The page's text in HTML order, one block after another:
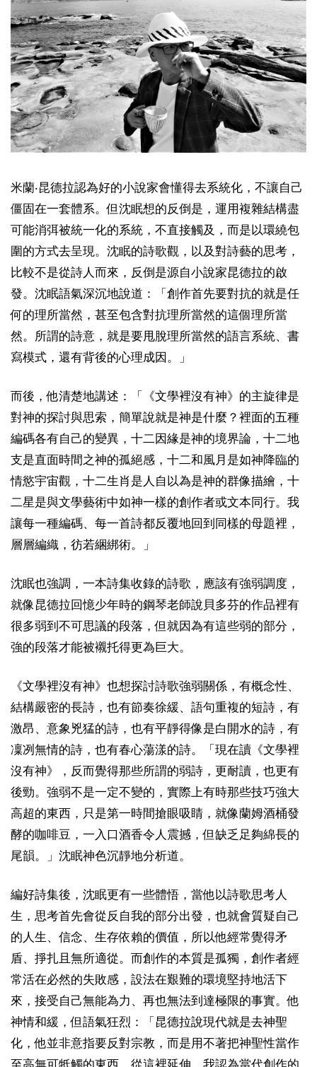
米蘭‧昆德拉認為好的小說家會懂得去系統化，不讓自己
僵固在一套體系。但沈眠想的反倒是，運用複雜結構盡
可能消弭被統一化的系統，不直接觸及，而是以環繞包
圍的方式去呈現。沈眠的詩歌觀，以及對詩藝的思考，
比較不是從詩人而來，反倒是源自小說家昆德拉的啟
發。沈眠語氣深沉地說道：「創作首先要對抗的就是任
何的理所當然，甚至包含對抗理所當然的這個理所當
然。所謂的詩意，就是要甩脫理所當然的語言系統、書
寫模式，還有背後的心理成因。」
而後，他清楚地講述：「《文學裡沒有神》的主旋律是
對神的探討與思索，簡單說就是神是什麼？裡面的五種
編碼各有自己的變異，十二因緣是神的境界論，十二地
支是直面時間之神的孤絕感，十二和風月是如神降臨的
情慾宇宙觀，十二生肖是人自以為是神的群像描繪，十
二星是與文學藝術中如神一樣的創作者或文本同行。我
讓每一種編碼、每一首詩都反覆地回到同樣的母題裡，
層層編織，彷若綑綁術。」
沈眠也強調，一本詩集收錄的詩歌，應該有強弱調度，
就像昆德拉回憶少年時的鋼琴老師說貝多芬的作品裡有
很多弱到不可思議的段落，但就因為有這些弱的部分，
強的段落才能被襯托得更為巨大。
《文學裡沒有神》也想探討詩歌強弱關係，有概念性、
結構嚴密的長詩，也有節奏徐緩、語句重複的短詩，有
激昂、意象兇猛的詩，也有平靜得像是白開水的詩，有
凜冽無情的詩，也有春心蕩漾的詩。「現在讀《文學裡
沒有神》，反而覺得那些所謂的弱詩，更耐讀，也更有
後勁。強弱不是一定不變的，實際上有時那些技巧強大
高超的東西，只是第一時間搶眼吸睛，就像蘭姆酒桶發
酵的咖啡豆，一入口酒香令人震撼，但缺乏足夠綿長的
尾韻。」沈眠神色沉靜地分析道。
編好詩集後，沈眠更有一些體悟，當他以詩歌思考人
生，思考首先會從反自我的部分出發，也就會質疑自己
的人生、信念、生存依賴的價值，所以他經常覺得矛
盾、掙扎且無所適從。而創作的本質是孤獨，創作者經
常活在必然的失敗感，設法在艱難的環境堅持地活下
來，接受自己無能為力、再也無法到達極限的事實。他
神情和緩，但語氣狂烈：「昆德拉說現代就是去神聖
化，他並非意指要反對宗教，而是用不著把神聖性當作